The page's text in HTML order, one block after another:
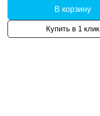
В корзину
Купить в 1 клик